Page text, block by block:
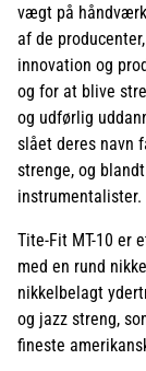
vægt på
af de
innovation og
og for at blive
og udførlig
slået deres navn
strenge, og
instrumentalister.
Tite-Fit MT-10 er
med en rund
nikkelbelagt
og jazz streng,
fineste